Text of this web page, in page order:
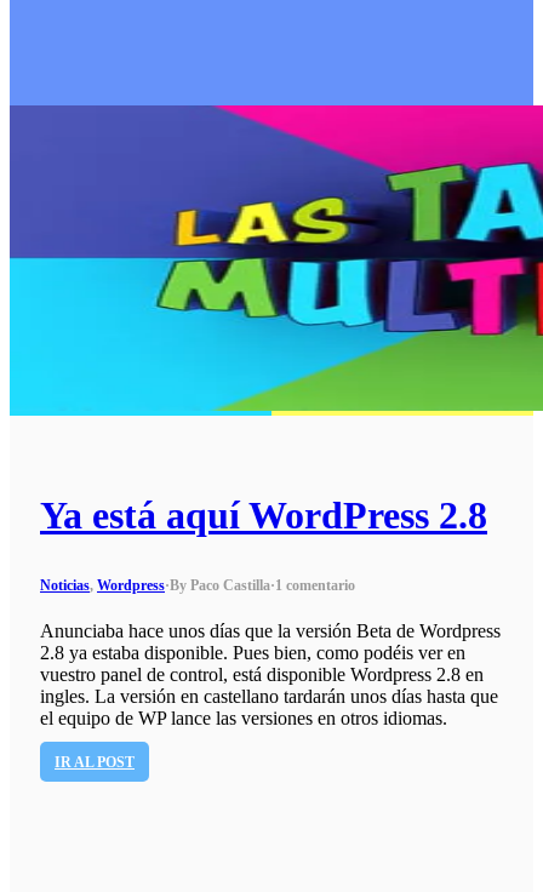
Ya está aquí WordPress 2.8
Noticias, Wordpress·By Paco Castilla·1 comentario
Anunciaba hace unos días que la versión Beta de Wordpress
2.8 ya estaba disponible. Pues bien, como podéis ver en
vuestro panel de control, está disponible Wordpress 2.8 en
ingles. La versión en castellano tardarán unos días hasta que
el equipo de WP lance las versiones en otros idiomas.
IR AL POST